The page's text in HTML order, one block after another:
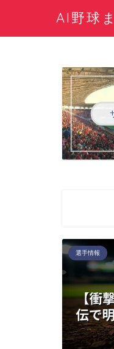
AI野球
選手情報